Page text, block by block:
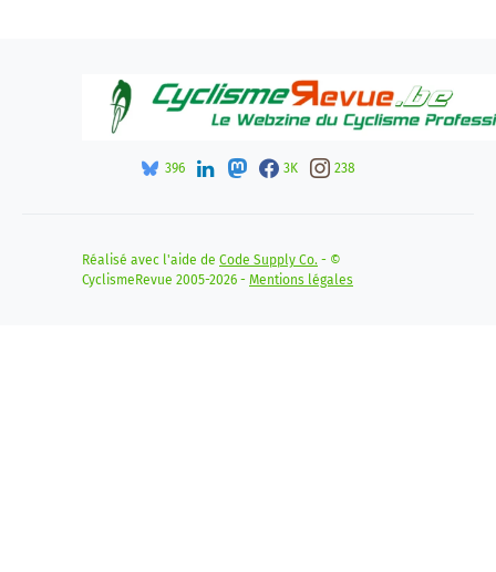
396 3K 238
Réalisé avec l'aide de Code Supply Co. - ©
CyclismeRevue 2005-2026 - Mentions légales